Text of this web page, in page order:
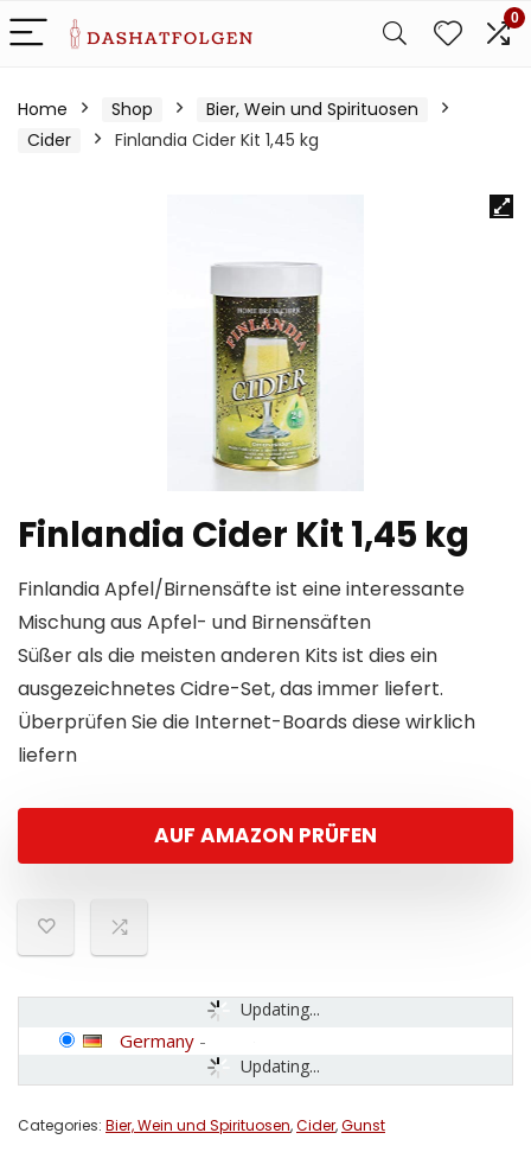
0
Home Shop
Bier, Wein und Spirituosen
Cider
Finlandia Cider Kit 1,45 kg
Finlandia Cider Kit 1,45 kg
Finlandia Apfel/Birnensäfte ist eine interessante
Mischung aus Apfel- und Birnensäften
Süßer als die meisten anderen Kits ist dies ein
ausgezeichnetes Cidre-Set, das immer liefert.
Überprüfen Sie die Internet-Boards diese wirklich
liefern
AUF AMAZON PRÜFEN
Updating...
Updating...
Germany -
Categories: Bier, Wein und Spirituosen,Cider,Gunst